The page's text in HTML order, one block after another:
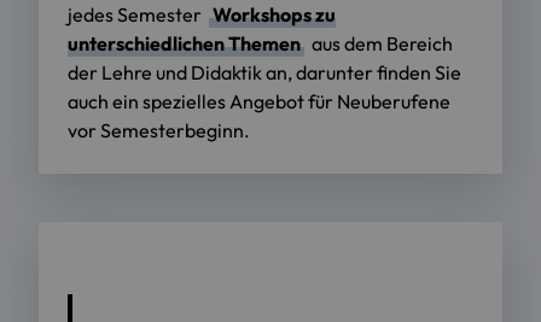
jedes Semester Workshops zu
unterschiedlichen Themen aus dem Bereich
der Lehre und Didaktik an, darunter finden Sie
auch ein spezielles Angebot für Neuberufene
vor Semesterbeginn.